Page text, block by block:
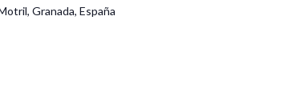
Granada, España